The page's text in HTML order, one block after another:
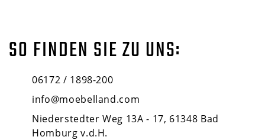
SO FINDEN SIE ZU UNS:
06172 / 1898-200
info@moebelland.com
Niederstedter Weg 13A - 17, 61348 Bad
Homburg v.d.H.